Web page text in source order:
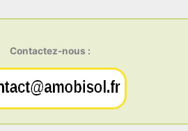
Contactez-nous :